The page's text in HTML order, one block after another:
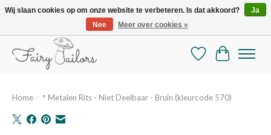
De mooiste online selectie stoffen en mercerie
Verlanglijst
Home / ° Metalen Rits - Niet Deelbaar - Bruin (kleurcode 570)
Wij slaan cookies op om onze website te verbeteren. Is dat akkoord?
Ja
Nee
Meer over cookies »